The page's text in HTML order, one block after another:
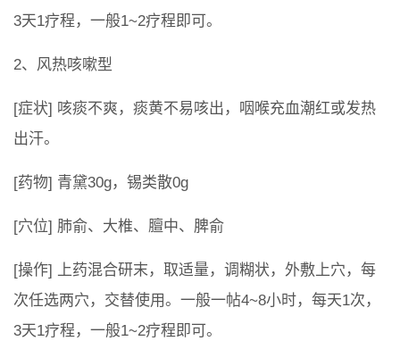
3天1疗程，一般1~2疗程即可。
2、风热咳嗽型
[症状] 咳痰不爽，痰黄不易咳出，咽喉充血潮红或发热
出汗。
[药物] 青黛30g，锡类散0g
[穴位] 肺俞、大椎、膻中、脾俞
[操作] 上药混合研末，取适量，调糊状，外敷上穴，每
次任选两穴，交替使用。一般一帖4~8小时，每天1次，
3天1疗程，一般1~2疗程即可。